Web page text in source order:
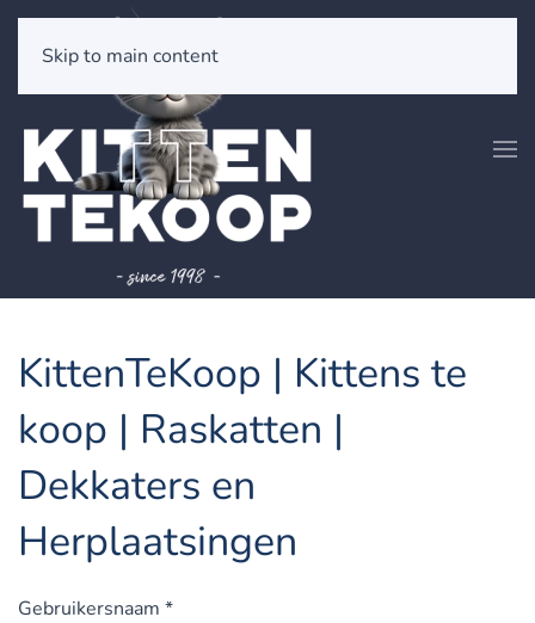
Skip to main content
KittenTeKoop | Kittens te
koop | Raskatten |
Dekkaters en
Herplaatsingen
Gebruikersnaam *